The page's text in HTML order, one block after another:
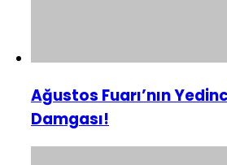
Ağustos Fuarı’nın
Damgası!